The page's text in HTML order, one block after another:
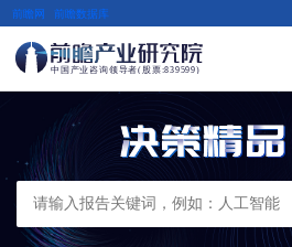
前瞻网 前瞻数据库